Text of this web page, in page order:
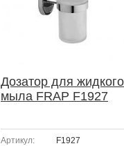
Дозатор для жидкого
мыла FRAP F1927
Артикул:
F1927